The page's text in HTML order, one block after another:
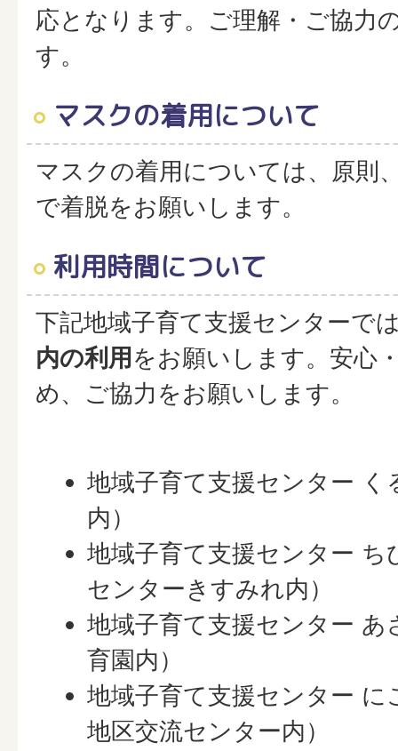
応となります。ご理解・ご協力
す。
マスクの着用について
マスクの着用については、原則
で着脱をお願いします。
利用時間について
下記地域子育て支援センターで
内の利用 をお願いします。安心
め、ご協力をお願いします。
地域子育て支援センター く
内）
地域子育て支援センター ち
センターきすみれ内）
地域子育て支援センター
育園内）
地域子育て支援センター に
地区交流センター内）